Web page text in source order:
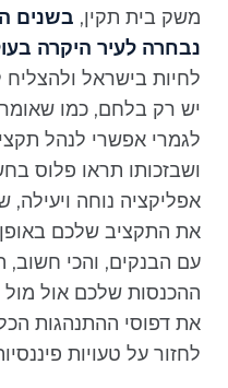
משק בית תקין,בשנים
נבחרה לעיר היקרה
לחיות בישראל ולהצליח
יש רק בלחם, כמו
לגמרי אפשרי לנהל
ושבזכותו תראו פלוס
אפליקציה נוחה
את התקציב שלכם באופן
עם הבנקים, והכי חשוב,
ההכנסות שלכם אול מול
את דפוסי ההתנהגות
לחזור על טעויות